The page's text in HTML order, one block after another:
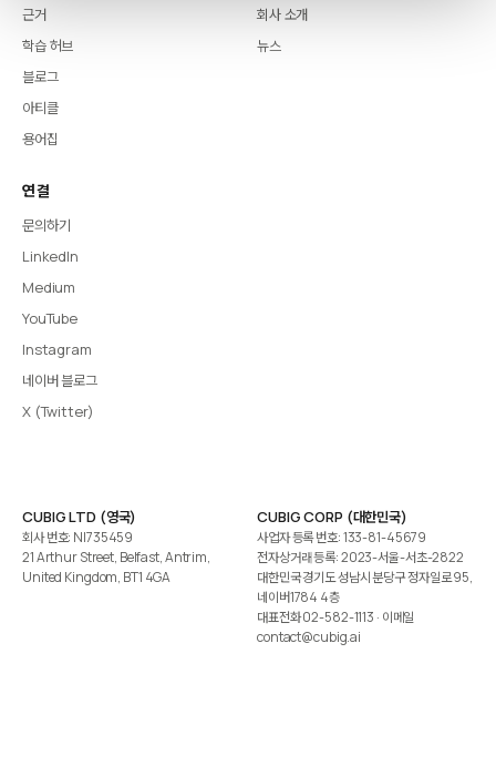
근거
학습 허브
블로그
아티클
용어집
회사 소개
뉴스
연결
문의하기
LinkedIn
Medium
YouTube
Instagram
네이버 블로그
X (Twitter)
CUBIG LTD (영국)
회사 번호: NI735459
21 Arthur Street, Belfast, Antrim,
United Kingdom, BT1 4GA
CUBIG CORP (대한민국)
사업자 등록 번호: 133-81-45679
전자상거래 등록: 2023-서울-서초-2822
대한민국 경기도 성남시 분당구 정자일로 95,
네이버1784 4층
대표전화02-582-1113 · 이메일
contact@cubig.ai